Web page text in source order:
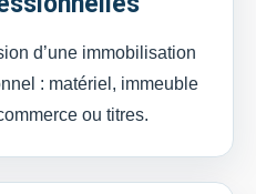
d’une immobilisation
: matériel, immeuble
ou titres.